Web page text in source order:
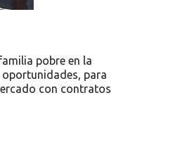
pobre en la
oportunidades, para
con contratos